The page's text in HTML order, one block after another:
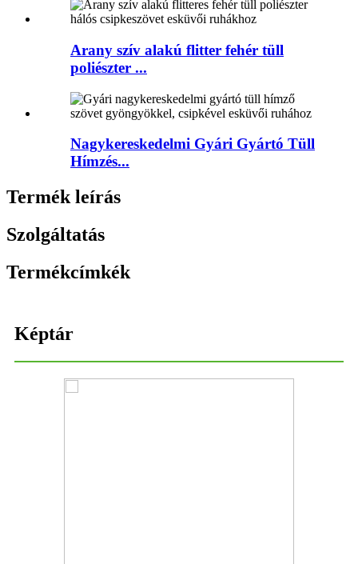
Arany szív alakú flitter fehér tüll
poliészter ...
Nagykereskedelmi Gyári Gyártó Tüll
Hímzés...
Termék leírás
Szolgáltatás
Termékcímkék
Képtár